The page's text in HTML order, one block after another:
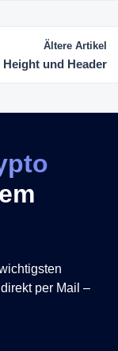
Ältere Artikel
und Header
per Mail –